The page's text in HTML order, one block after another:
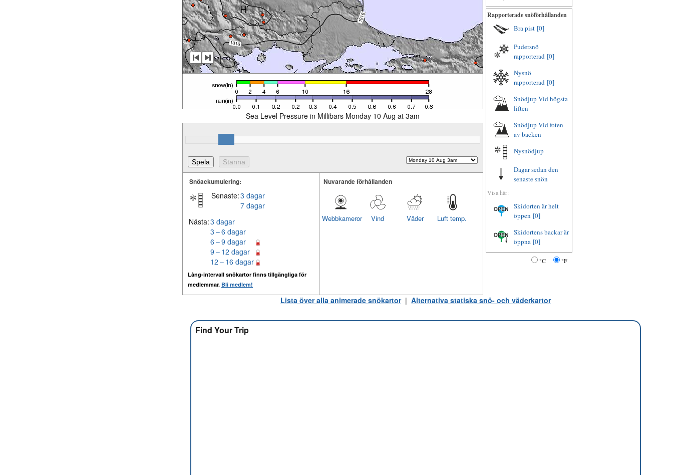
Sea Level Pressure in Millibars Monday 10 Aug at 3am
Snöackumulering:
Senaste:3 dagar
7 dagar
Nästa:3 dagar
3 – 6 dagar
6 – 9 dagar
9 – 12 dagar
12 – 16 dagar
Lång-intervall snökartor finns tillgängliga för
medlemmar. Bli medlem!
Nuvarande förhållanden
Luft temp.
Väder
Vind
Webbkameror
Rapporterade snöförhållanden
Bra pist [0]
Pudersnö
rapporterad [0]
Nysnö
rapporterad [0]
Snödjup Vid högsta
liften
Snödjup Vid foten
av backen
Nysnödjup
Dagar sedan den
senaste snön
Visa här:
Skidorten är helt
öppen [0]
Skidortens backar är
öppna [0]
°C °F
Lista över alla animerade snökartor| Alternativa statiska snö- och väderkartor
Find Your Trip